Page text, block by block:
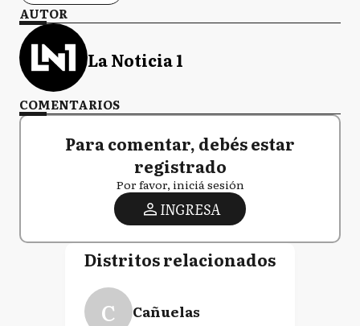
AUTOR
La Noticia 1
COMENTARIOS
Para comentar, debés estar
registrado
Por favor, iniciá sesión
INGRESA
Distritos relacionados
C Cañuelas